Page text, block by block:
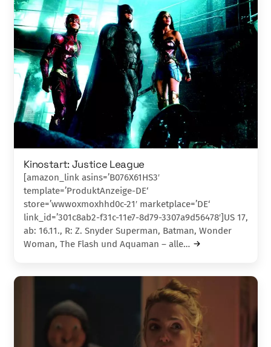
Kinostart: Justice League
[amazon_link asins=’B076X61HS3′
template=’ProduktAnzeige-DE‘
store=’wwwoxmoxhhd0c-21′ marketplace=’DE‘
link_id=’301c8ab2-f31c-11e7-8d79-3307a9d56478′]US 17,
ab: 16.11., R: Z. Snyder Superman, Batman, Wonder
Woman, The Flash und Aquaman – alle…